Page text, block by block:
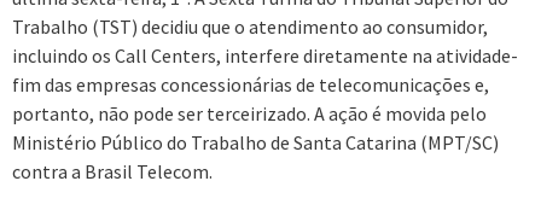
Trabalho (TST) decidiu que o atendimento ao consumidor,
incluindo os Call Centers, interfere diretamente na atividade-
fim das empresas concessionárias de telecomunicações e,
portanto, não pode ser terceirizado. A ação é movida pelo
Ministério Público do Trabalho de Santa Catarina (MPT/SC)
contra a Brasil Telecom.